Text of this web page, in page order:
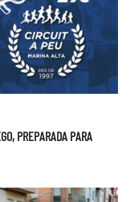
PREPARADA PARA